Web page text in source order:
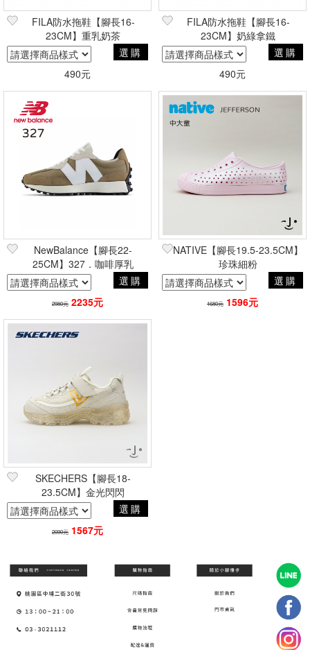
FILA防水拖鞋【腳長16-
23CM】重乳奶茶
選購
490元
FILA防水拖鞋【腳長16-
23CM】奶綠拿鐵
選購
490元
NewBalance【腳長22-
25CM】327．咖啡厚乳
選購
2980元 2235元
NATIVE【腳長19.5-23.5CM】
珍珠細粉
選購
1680元 1596元
SKECHERS【腳長18-
23.5CM】金光閃閃
選購
2090元 1567元